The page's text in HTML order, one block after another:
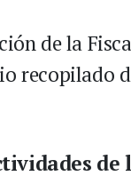
de la
recopilado
de